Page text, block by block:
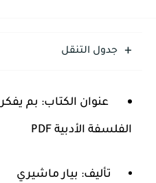
جدول التنقل
عنوان الكتاب: بم
الفلسفة الأدبية PDF
تأليف: بيار ماشيري